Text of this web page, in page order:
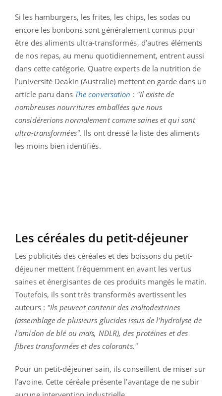
Si les hamburgers, les frites, les chips, les sodas ou
encore les bonbons sont généralement connus pour
être des aliments ultra-transformés, d’autres éléments
de nos repas, au menu quotidiennement, entrent aussi
dans cette catégorie. Quatre experts de la nutrition de
l’université Deakin (Australie) mettent en garde dans un
article paru dans The conversation : "Il existe de
nombreuses nourritures emballées que nous
considérerions normalement comme saines et qui sont
ultra-transformées". Ils ont dressé la liste des aliments
les moins bien identifiés.
Les céréales du petit-déjeuner
Les publicités des céréales et des boissons du petit-
déjeuner mettent fréquemment en avant les vertus
saines et énergisantes de ces produits mangés le matin.
Toutefois, ils sont très transformés avertissent les
auteurs : "Ils peuvent contenir des maltodextrines
(assemblage de plusieurs glucides issus de l'hydrolyse de
l'amidon de blé ou maïs, NDLR), des protéines et des
fibres transformées et des colorants."
Pour un petit-déjeuner sain, ils conseillent de miser sur
l’avoine. Cette céréale présente l’avantage de ne subir